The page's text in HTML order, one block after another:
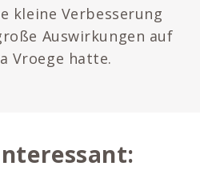
kleine Verbesserung
Auswirkungen auf
Vroege hatte.